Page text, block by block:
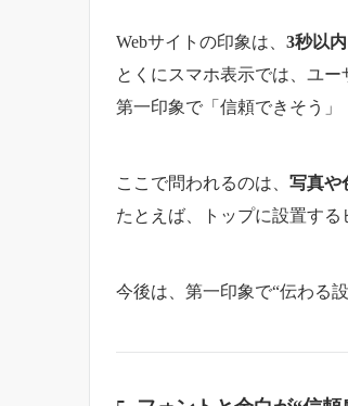
Webサイトの印象は、 3秒以
とくにスマホ表示では、ユ
第一印象で「信頼できそう」
ここで問われるのは、 写真や
たとえば、トップに設置す
今後は、第一印象で“伝わる